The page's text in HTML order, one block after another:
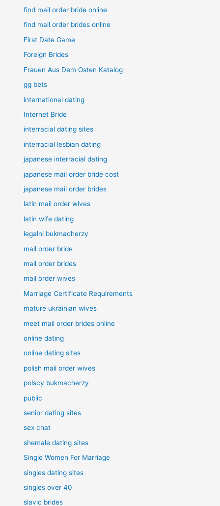
find mail order bride online
find mail order brides online
First Date Game
Foreign Brides
Frauen Aus Dem Osten Katalog
gg bets
international dating
Internet Bride
interracial dating sites
interracial lesbian dating
japanese interracial dating
japanese mail order bride cost
japanese mail order brides
latin mail order wives
latin wife dating
legalni bukmacherzy
mail order bride
mail order brides
mail order wives
Marriage Certificate Requirements
mature ukrainian wives
meet mail order brides online
online dating
online dating sites
polish mail order wives
polscy bukmacherzy
public
senior dating sites
sex chat
shemale dating sites
Single Women For Marriage
singles dating sites
singles over 40
slavic brides